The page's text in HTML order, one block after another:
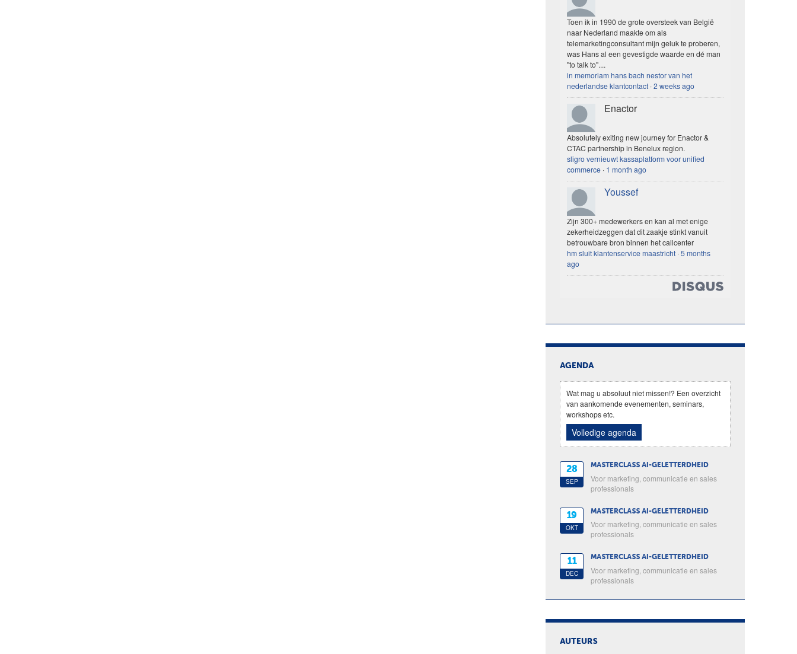
Toen ik in 1990 de grote oversteek van België
naar Nederland maakte om als
telemarketingconsultant mijn geluk te proberen,
was Hans al een gevestigde waarde en dé man
"to talk to"....
in memoriam hans bach nestor van het
nederlandse klantcontact ·2 weeks ago
Enactor
Absolutely exiting new journey for Enactor &
CTAC partnership in Benelux region.
sligro vernieuwt kassaplatform voor unified
commerce · 1 month ago
Youssef
Zijn 300+ medewerkers en kan al met enige
zekerheidzeggen dat dit zaakje stinkt vanuit
betrouwbare bron binnen het callcenter
hm sluit klantenservice maastricht ·5 months
ago
AGENDA
Wat mag u absoluut niet missen!? Een overzicht
van aankomende evenementen, seminars,
workshops etc.
Volledige agenda
28
SEP
MASTERCLASS AI-GELETTERDHEID
Voor marketing, communicatie en sales
professionals
19
OKT
MASTERCLASS AI-GELETTERDHEID
Voor marketing, communicatie en sales
professionals
11
DEC
MASTERCLASS AI-GELETTERDHEID
Voor marketing, communicatie en sales
professionals
AUTEURS